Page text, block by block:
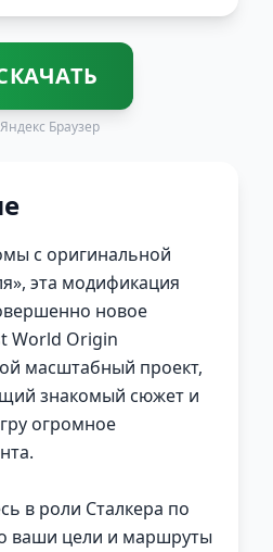
Яндекс Браузер
с оригинальной
эта модификация
новое
World Origin
масштабный проект,
знакомый сюжет и
огромное
в роли Сталкера по
ваши цели и маршруты